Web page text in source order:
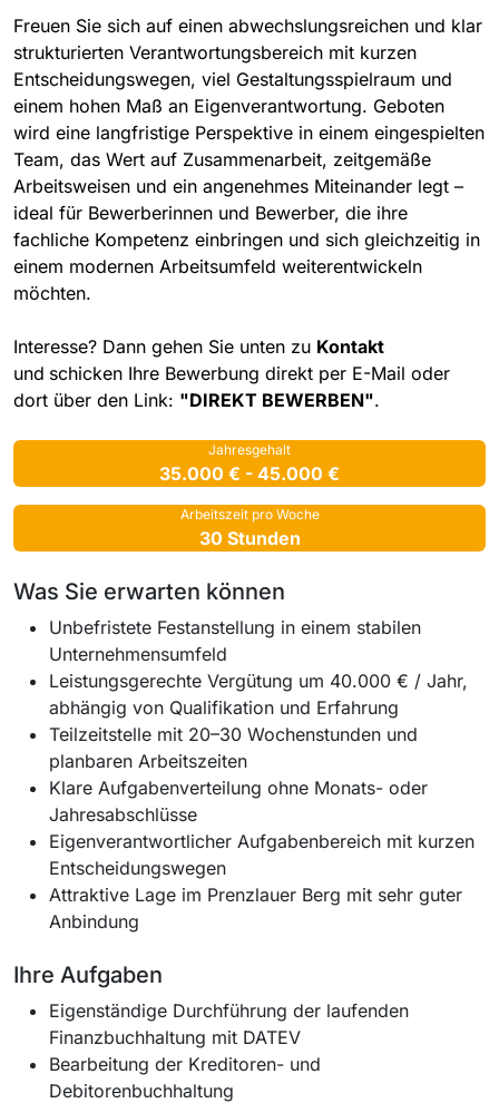
Freuen Sie sich auf einen abwechslungsreichen und klar
strukturierten Verantwortungsbereich mit kurzen
Entscheidungswegen, viel Gestaltungsspielraum und
einem hohen Maß an Eigenverantwortung. Geboten
wird eine langfristige Perspektive in einem eingespielten
Team, das Wert auf Zusammenarbeit, zeitgemäße
Arbeitsweisen und ein angenehmes Miteinander legt –
ideal für Bewerberinnen und Bewerber, die ihre
fachliche Kompetenz einbringen und sich gleichzeitig in
einem modernen Arbeitsumfeld weiterentwickeln
möchten.
Interesse? Dann gehen Sie unten zu Kontakt
und schicken Ihre Bewerbung direkt per E-Mail oder
dort über den Link: "DIREKT BEWERBEN".
Jahresgehalt
35.000 € - 45.000 €
Arbeitszeit pro Woche
30 Stunden
Was Sie erwarten können
Unbefristete Festanstellung in einem stabilen
Unternehmensumfeld
Leistungsgerechte Vergütung um 40.000 € / Jahr,
abhängig von Qualifikation und Erfahrung
Teilzeitstelle mit 20–30 Wochenstunden und
planbaren Arbeitszeiten
Klare Aufgabenverteilung ohne Monats- oder
Jahresabschlüsse
Eigenverantwortlicher Aufgabenbereich mit kurzen
Entscheidungswegen
Attraktive Lage im Prenzlauer Berg mit sehr guter
Anbindung
Ihre Aufgaben
Eigenständige Durchführung der laufenden
Finanzbuchhaltung mit DATEV
Bearbeitung der Kreditoren- und
Debitorenbuchhaltung